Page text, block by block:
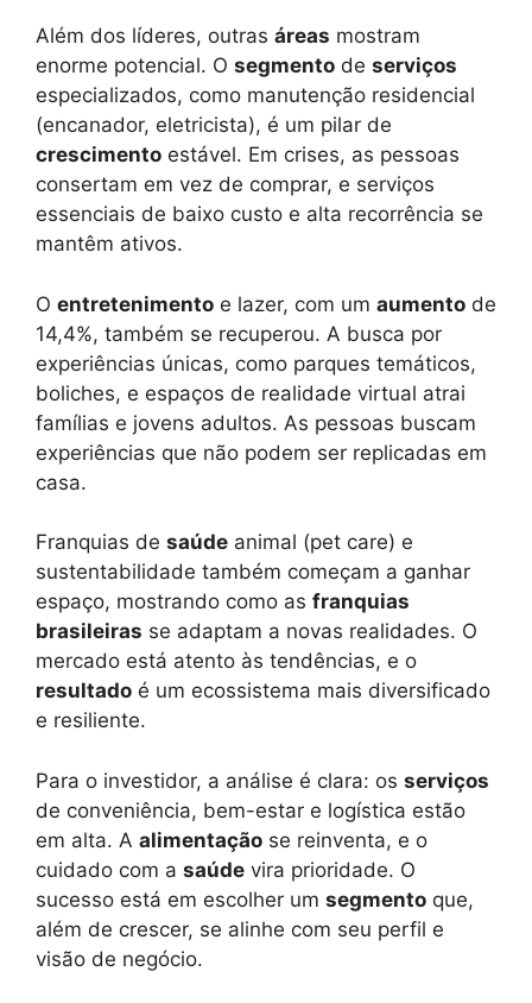
Além dos líderes, outras áreas mostram
enorme potencial. O segmento de serviços
especializados, como manutenção residencial
(encanador, eletricista), é um pilar de
crescimento estável. Em crises, as pessoas
consertam em vez de comprar, e serviços
essenciais de baixo custo e alta recorrência se
mantêm ativos.
O entretenimento e lazer, com um aumento de
14,4%, também se recuperou. A busca por
experiências únicas, como parques temáticos,
boliches, e espaços de realidade virtual atrai
famílias e jovens adultos. As pessoas buscam
experiências que não podem ser replicadas em
casa.
Franquias de saúde animal (pet care) e
sustentabilidade também começam a ganhar
espaço, mostrando como as franquias
brasileiras se adaptam a novas realidades. O
mercado está atento às tendências, e o
resultado é um ecossistema mais diversificado
e resiliente.
Para o investidor, a análise é clara: os serviços
de conveniência, bem-estar e logística estão
em alta. A alimentação se reinventa, e o
cuidado com a saúde vira prioridade. O
sucesso está em escolher um segmento que,
além de crescer, se alinhe com seu perfil e
visão de negócio.